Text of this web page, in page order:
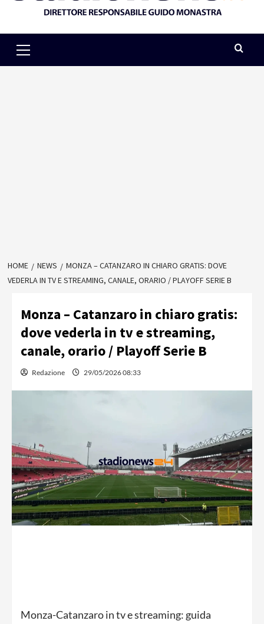
Menu
HOME NEWS
MONZA – CATANZARO IN CHIARO GRATIS: DOVE
VEDERLA IN TV E STREAMING, CANALE, ORARIO / PLAYOFF SERIE B
Monza – Catanzaro in chiaro gratis:
dove vederla in tv e streaming,
canale, orario / Playoff Serie B
Redazione 29/05/2026 08:33
Monza-Catanzaro in tv e streaming: guida